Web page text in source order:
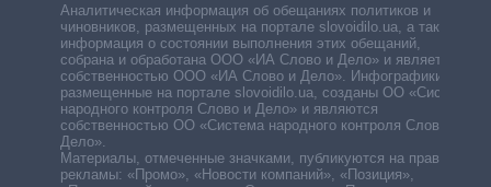
Аналитическая информация об обещаниях политиков и
чиновников, размещенных на портале slovoidilo.ua, а также
информация о состоянии выполнения этих обещаний,
собрана и обработана ООО «ИА Слово и Дело» и является
собственностью ООО «ИА Слово и Дело». Инфографики,
размещенные на портале slovoidilo.ua, созданы ОО «Система
народного контроля Слово и Дело» и являются
собственностью ОО «Система народного контроля Слово и
Дело».
Материалы, отмеченные значками, публикуются на правах
рекламы: «Промо», «Новости компаний», «Позиция»,